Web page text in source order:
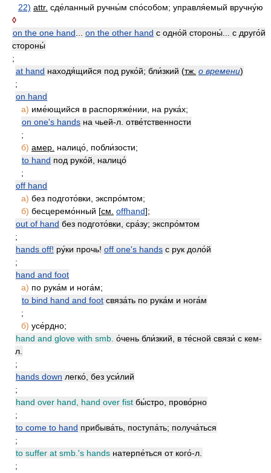
22) attr. сде́ланный ручны́м спо́собом; управля́емый вручну́ю
◊
on the one hand
on the other hand с одно́й стороны́... с друго́й
стороны́
;
at hand находя́щийся под руко́й; бли́зкий (тж. о времени)
;
on hand
а) име́ющийся в распоряже́нии, на рука́х;
on one's hands на чьей-л. отве́тственности
;
б) амер. налицо́, побли́зости;
to hand под руко́й, налицо́
;
off hand
а) без подгото́вки, экспро́мтом;
б) бесцеремо́нный [см. offhand];
out of hand без подгото́вки, сра́зу; экспро́мтом
;
hands off! ру́ки прочь! off one's hands с рук доло́й
;
hand and foot
а) по рука́м и нога́м;
to bind hand and foot связа́ть по рука́м и нога́м
;
б) усе́рдно;
hand and glove with smb. о́чень бли́зкий, в те́сной связи́ с кем-
л.
;
hands down легко́, без уси́лий
;
hand over hand, hand over fist бы́стро, прово́рно
;
to come to hand прибыва́ть, поступа́ть; получа́ться
;
to suffer at smb.'s hands натерпе́ться от кого́-л.
;